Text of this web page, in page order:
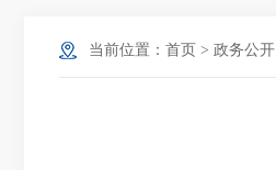
当前位置： 首页 > 政务公开